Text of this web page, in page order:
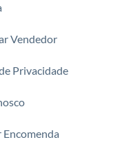
Vendedor
Privacidade
Encomenda